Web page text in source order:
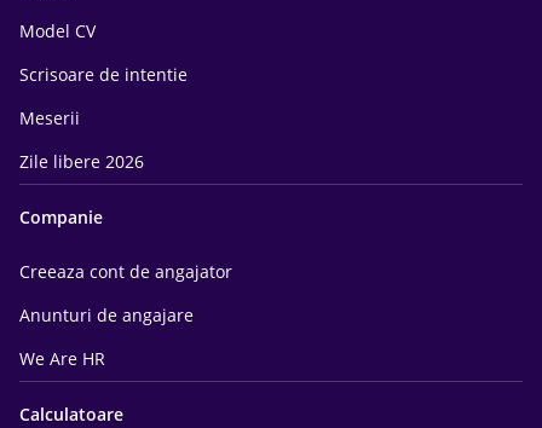
Model CV
Scrisoare de intentie
Meserii
Zile libere 2026
Companie
Creeaza cont de angajator
Anunturi de angajare
We Are HR
Calculatoare